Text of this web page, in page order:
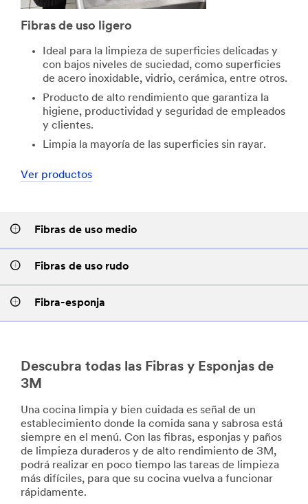
Fibras de uso ligero
Ideal para la limpieza de superficies delicadas y
con bajos niveles de suciedad, como superficies
de acero inoxidable, vidrio, cerámica, entre otros.
Producto de alto rendimiento que garantiza la
higiene, productividad y seguridad de empleados
y clientes.
Limpia la mayoría de las superficies sin rayar.
Ver productos
Fibras de uso medio
Fibras de uso rudo
Fibra-esponja
Descubra todas las Fibras y Esponjas de
3M
Una cocina limpia y bien cuidada es señal de un
establecimiento donde la comida sana y sabrosa está
siempre en el menú. Con las fibras, esponjas y paños
de limpieza duraderos y de alto rendimiento de 3M,
podrá realizar en poco tiempo las tareas de limpieza
más difíciles, para que su cocina vuelva a funcionar
rápidamente.